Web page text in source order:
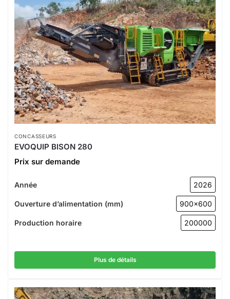
CONCASSEURS
EVOQUIP BISON 280
Prix sur demande
Année 2026
Ouverture d’alimentation (mm) 900x600
Production horaire 200000
Plus de détails